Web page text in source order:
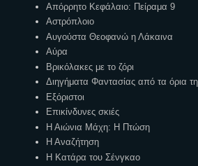
Απόρρητο Κεφάλαιο: Πείραμα 9
Αστρόπλοιο
Αυγούστα Θεοφανώ η Λάκαινα
Αύρα
Βρικόλακες με το ζόρι
Διηγήματα Φαντασίας από τα όρια
Εξόριστοι
Επικίνδυνες σκιές
Η Αιώνια Μάχη: Η Πτώση
Η Αναζήτηση
Η Κατάρα του Σένγκαο